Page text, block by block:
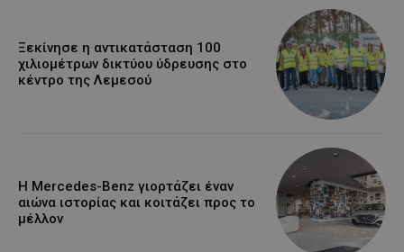
Ξεκίνησε η αντικατάσταση 100
χιλιομέτρων δικτύου ύδρευσης στο
κέντρο της Λεμεσού
Η Mercedes-Benz γιορτάζει έναν
αιώνα ιστορίας και κοιτάζει προς το
μέλλον